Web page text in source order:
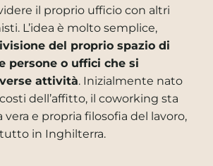
il proprio ufficio con altri
L’idea è molto semplice,
del proprio spazio di
persone o uffici che si
attività. Inizialmente nato
dell’affitto, il coworking sta
e propria filosofia del lavoro,
in Inghilterra.